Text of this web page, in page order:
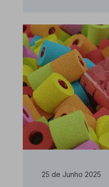
25 de Junho 2025